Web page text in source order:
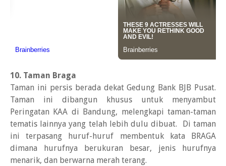
10. Taman Braga
Taman ini persis berada dekat Gedung Bank BJB Pusat.
Taman ini dibangun khusus untuk menyambut
Peringatan KAA di Bandung, melengkapi taman-taman
tematis lainnya yang telah lebih dulu dibuat. Di taman
ini terpasang huruf-huruf membentuk kata BRAGA
dimana hurufnya berukuran besar, jenis hurufnya
menarik, dan berwarna merah terang.